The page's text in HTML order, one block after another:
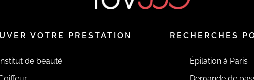
VOTRE PRESTATION
de beauté
RECHERCHES
Épilation à Paris